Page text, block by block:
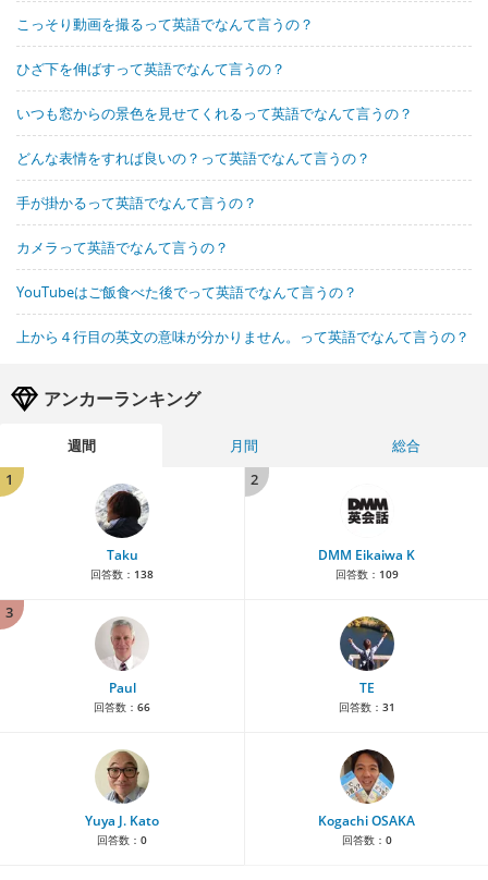
こっそり動画を撮るって英語でなんて言うの？
ひざ下を伸ばすって英語でなんて言うの？
いつも窓からの景色を見せてくれるって英語でなんて言うの？
どんな表情をすれば良いの？って英語でなんて言うの？
手が掛かるって英語でなんて言うの？
カメラって英語でなんて言うの？
YouTubeはご飯食べた後でって英語でなんて言うの？
上から４行目の英文の意味が分かりません。って英語でなんて言うの？
アンカーランキング
週間 月間
総合
1
Taku
回答数： 138
2
DMM Eikaiwa K
回答数： 109
3
Paul
回答数： 66
TE
回答数： 31
Yuya J. Kato
回答数： 0
Kogachi OSAKA
回答数： 0